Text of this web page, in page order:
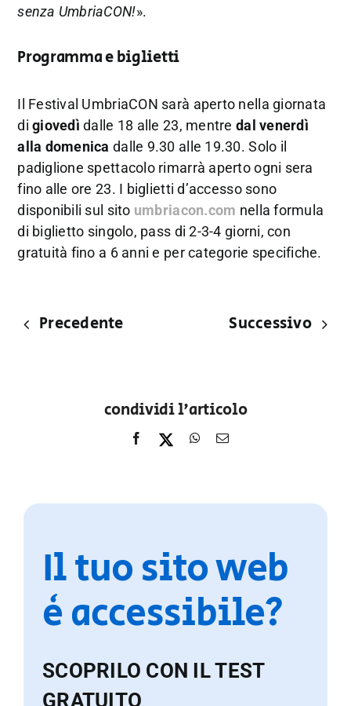
senza UmbriaCON!».
Programma e biglietti
Il Festival UmbriaCON sarà aperto nella giornata
digiovedì dalle 18 alle 23, mentre dal venerdì
alla domenica dalle 9.30 alle 19.30. Solo il
padiglione spettacolo rimarrà aperto ogni sera
fino alle ore 23. I biglietti d’accesso sono
disponibili sul sito umbriacon.com nella formula
di biglietto singolo, pass di 2-3-4 giorni, con
gratuità fino a 6 anni e per categorie specifiche.
Precedente Successivo
condividi l'articolo
Il tuo sito web
è accessibile?
SCOPRILO CON IL TEST
GRATUITO